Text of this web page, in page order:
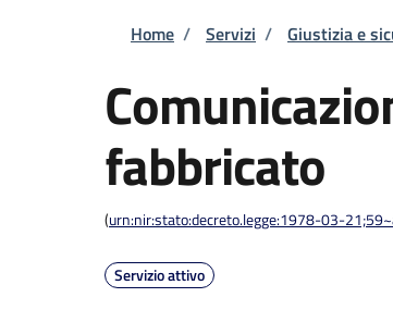
Briciole di
Home / Servizi / Giustizia e
fabbricato
(urn:nir:stato:decreto.legge:1978-03-
Servizio attivo